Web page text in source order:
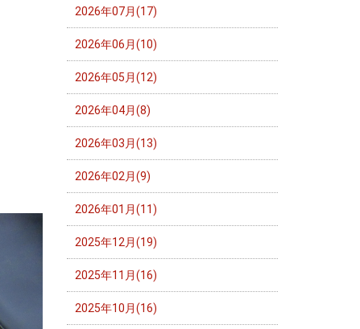
2026年07月(17)
2026年06月(10)
2026年05月(12)
2026年04月(8)
2026年03月(13)
2026年02月(9)
2026年01月(11)
2025年12月(19)
2025年11月(16)
2025年10月(16)